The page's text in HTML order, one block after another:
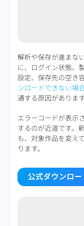
解析や保存が進まな
に、ログイン状態、
設定、保存先の空き
ンロードできない場
通する原因があります
エラーコードが表示
するのが近道です。
も、対象作品を変え
ります。
公式ダウンロ